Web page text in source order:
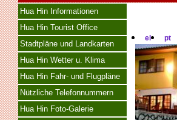
Hua Hin Informationen
Hua Hin Tourist Office
Stadtpläne und Landkarten
Hua Hin Wetter u. Klima
Hua Hin Fahr- und Flugpläne
Nützliche Telefonnummern
Hua Hin Foto-Galerie
el pt